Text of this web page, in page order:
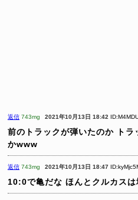
返信 743mg 2021年10月13日 18:42
前のトラックが弾いたのか トラ
かwww
返信 743mg 2021年10月13日 18:47
10:0で亀だな ほんとクルカス